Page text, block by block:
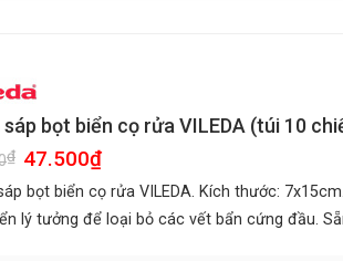
sáp bọt biển cọ rửa VILEDA (túi 10
₫ Giá
gốc
là:
55.000₫.
47.500₫Giá
tại
là:
47.500₫.
bọt biển cọ rửa VILEDA. Kích thước:
lý tưởng để loại bỏ các vết bẩn cứng đầu.